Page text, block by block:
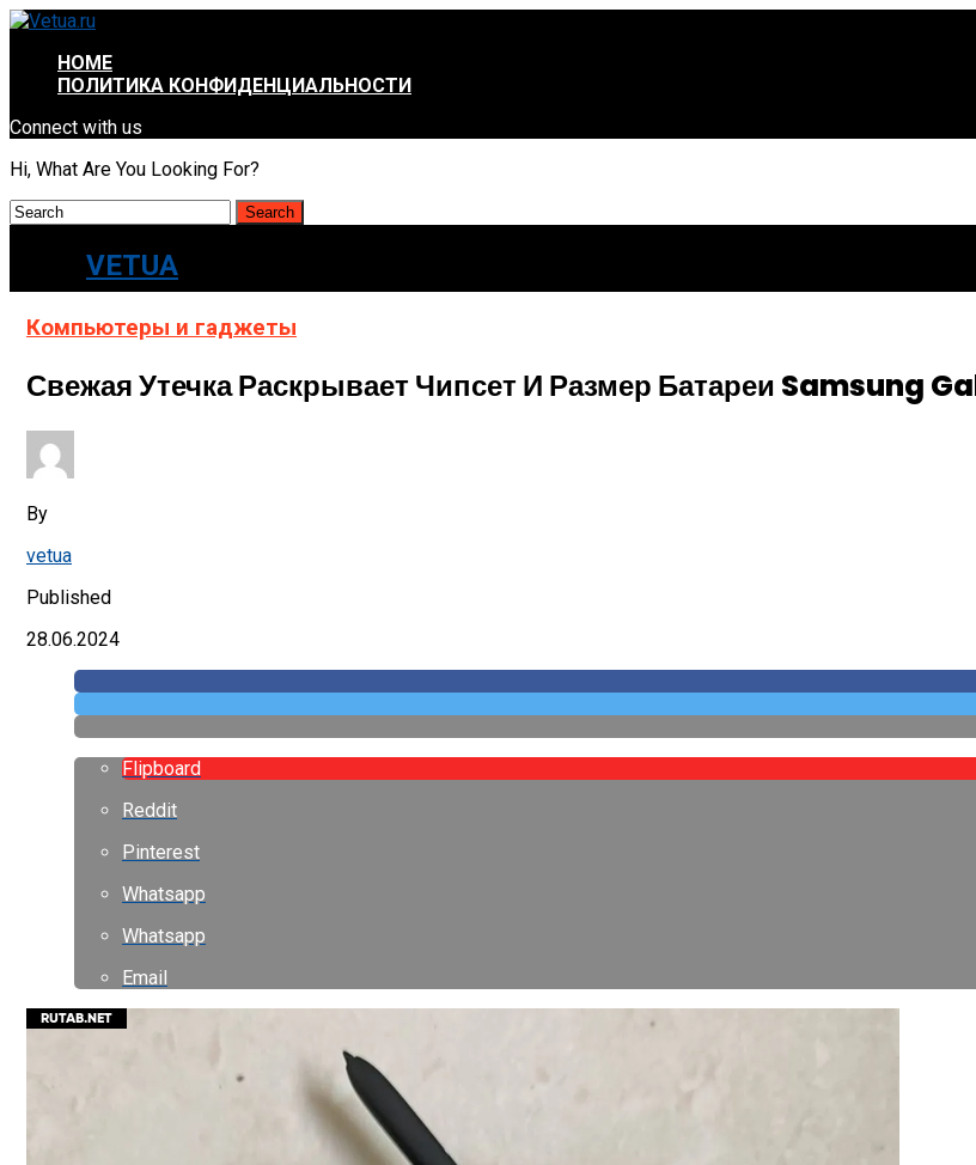
HOME
ПОЛИТИКА КОНФИДЕНЦИАЛЬНОСТИ
Connect with us
Hi, What Are You Looking For?
VETUA
Компьютеры и гаджеты
Свежая Утечка Раскрывает Чипсет И Размер Батареи Samsung
By
vetua
Published
28.06.2024
Flipboard
Reddit
Pinterest
Whatsapp
Whatsapp
Email